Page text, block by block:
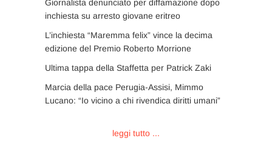
Giornalista denunciato per diffamazione dopo
inchiesta su arresto giovane eritreo
L’inchiesta “Maremma felix” vince la decima
edizione del Premio Roberto Morrione
Ultima tappa della Staffetta per Patrick Zaki
Marcia della pace Perugia-Assisi, Mimmo
Lucano: “Io vicino a chi rivendica diritti umani”
leggi tutto ...